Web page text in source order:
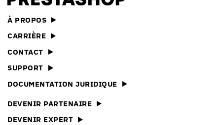
À PROPOS
CARRIÈRE
CONTACT
SUPPORT
DOCUMENTATION JURIDIQUE
DEVENIR PARTENAIRE
DEVENIR EXPERT